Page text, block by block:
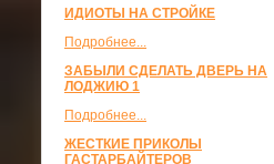
ИДИОТЫ НА СТРОЙКЕ
Подробнее...
ЗАБЫЛИ СДЕЛАТЬ ДВЕРЬ НА
ЛОДЖИЮ 1
Подробнее...
ЖЕСТКИЕ ПРИКОЛЫ
ГАСТАРБАЙТЕРОВ